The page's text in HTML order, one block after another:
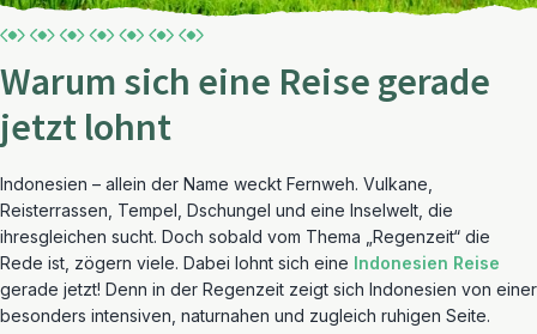
Warum sich eine Reise gerade
jetzt lohnt
Indonesien – allein der Name weckt Fernweh. Vulkane,
Reisterrassen, Tempel, Dschungel und eine Inselwelt, die
ihresgleichen sucht. Doch sobald vom Thema „Regenzeit“ die
Rede ist, zögern viele. Dabei lohnt sich eine Indonesien Reise
gerade jetzt! Denn in der Regenzeit zeigt sich Indonesien von einer
besonders intensiven, naturnahen und zugleich ruhigen Seite.